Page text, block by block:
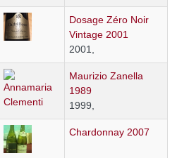
Dosage Zéro Noir
Vintage 2001
2001,
Maurizio Zanella
1989
1999,
Chardonnay 2007